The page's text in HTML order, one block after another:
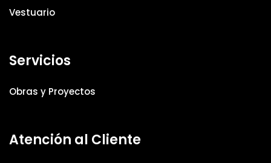
Vestuario
Servicios
Obras y Proyectos
Atención al Cliente